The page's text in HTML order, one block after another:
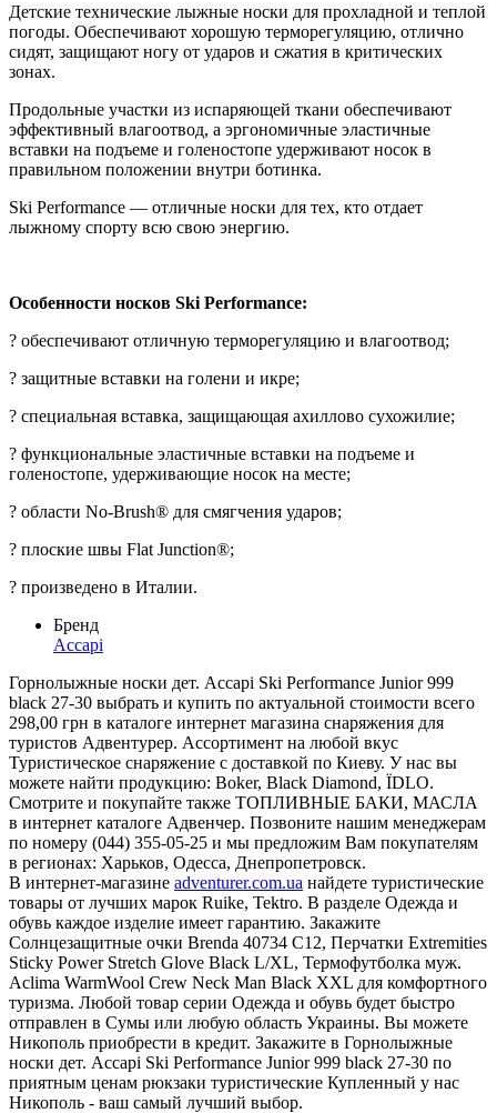
Детские технические лыжные носки для прохладной и теплой
погоды. Обеспечивают хорошую терморегуляцию, отлично
сидят, защищают ногу от ударов и сжатия в критических
зонах.
Продольные участки из испаряющей ткани обеспечивают
эффективный влагоотвод, а эргономичные эластичные
вставки на подъеме и голеностопе удерживают носок в
правильном положении внутри ботинка.
Ski Performance — отличные носки для тех, кто отдает
лыжному спорту всю свою энергию.
Особенности носков Ski Performance:
? обеспечивают отличную терморегуляцию и влагоотвод;
? защитные вставки на голени и икре;
? специальная вставка, защищающая ахиллово сухожилие;
? функциональные эластичные вставки на подъеме и
голеностопе, удерживающие носок на месте;
? области No-Brush® для смягчения ударов;
? плоские швы Flat Junction®;
? произведено в Италии.
Бренд
Accapi
Горнолыжные носки дет. Accapi Ski Performance Junior 999
black 27-30 выбрать и купить по актуальной стоимости всего
298,00 грн в каталоге интернет магазина снаряжения для
туристов Адвентурер. Ассортимент на любой вкус
Туристическое снаряжение с доставкой по Киеву. У нас вы
можете найти продукцию: Boker, Black Diamond, ЇDLO.
Смотрите и покупайте также ТОПЛИВНЫЕ БАКИ, МАСЛА
в интернет каталоге Адвенчер. Позвоните нашим менеджерам
по номеру (044) 355-05-25 и мы предложим Вам покупателям
в регионах: Харьков, Одесса, Днепропетровск.
В интернет-магазине adventurer.com.ua найдете туристические
товары от лучших марок Ruike, Tektro. В разделе Одежда и
обувь каждое изделие имеет гарантию. Закажите
Солнцезащитные очки Brenda 40734 C12, Перчатки Extremities
Sticky Power Stretch Glove Black L/XL, Термофутболка муж.
Aclima WarmWool Crew Neck Man Black XXL для комфортного
туризма. Любой товар серии Одежда и обувь будет быстро
отправлен в Сумы или любую область Украины. Вы можете
Никополь приобрести в кредит. Закажите в Горнолыжные
носки дет. Accapi Ski Performance Junior 999 black 27-30 по
приятным ценам рюкзаки туристические Купленный у нас
Никополь - ваш самый лучший выбор.